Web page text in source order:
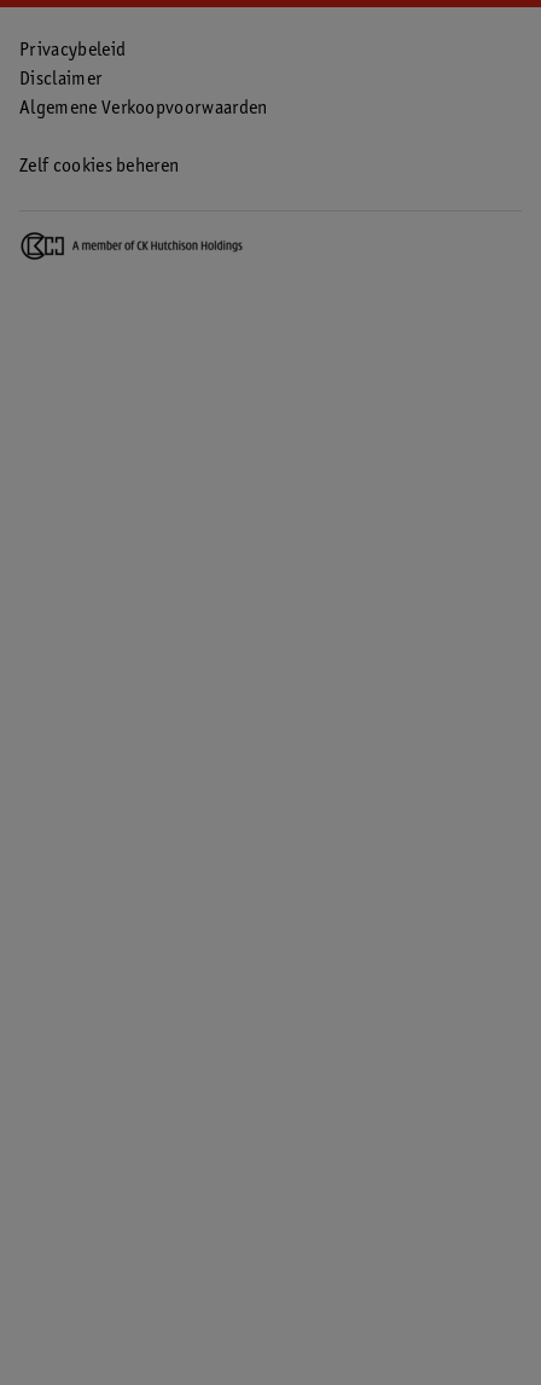
Privacybeleid
Disclaimer
Algemene Verkoopvoorwaarden
Zelf cookies beheren